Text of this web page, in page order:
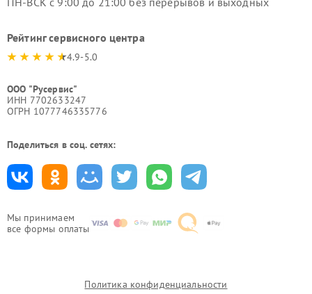
Мы принимаем
все формы оплаты
Рейтинг сервисного центра
4.9-5.0
ООО "Русервис"
ИНН 7702633247
ОГРН 1077746335776
Поделиться в соц. сетях:
Политика конфиденциальности